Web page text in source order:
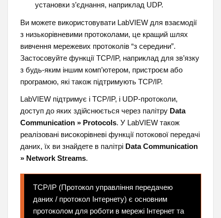
установки з’єднання, наприклад UDP.
Ви можете використовувати LabVIEW для взаємодії
з низькорівневими протоколами, це кращий шлях
вивчення мережевих протоколів “з середини”.
Застосовуйте функції TCP/IP, наприклад для зв’язку
з будь-яким іншим комп’ютером, пристроєм або
програмою, які також підтримують TCP/IP.
LabVIEW підтримує і TCP/IP, і UDP-протоколи,
доступ до яких здійснюється через палітру Data
Communication » Protocols. У LabVIEW також
реалізовані високорівневі функції потокової передачі
даних, їх ви знайдете в палітрі Data Communication
» Network Streams.
TCP/IP (Протокол управління передачею
даних / протокол Інтернету) є основним
протоколом для роботи в мережі Інтернет та